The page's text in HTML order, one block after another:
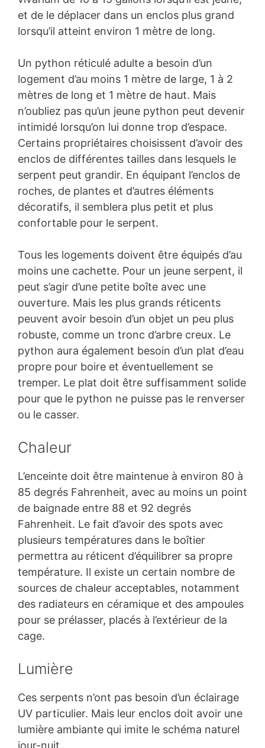
et de le déplacer dans un enclos plus grand
lorsqu’il atteint environ 1 mètre de long.
Un python réticulé adulte a besoin d’un
logement d’au moins 1 mètre de large, 1 à 2
mètres de long et 1 mètre de haut. Mais
n’oubliez pas qu’un jeune python peut devenir
intimidé lorsqu’on lui donne trop d’espace.
Certains propriétaires choisissent d’avoir des
enclos de différentes tailles dans lesquels le
serpent peut grandir. En équipant l’enclos de
roches, de plantes et d’autres éléments
décoratifs, il semblera plus petit et plus
confortable pour le serpent.
Tous les logements doivent être équipés d’au
moins une cachette. Pour un jeune serpent, il
peut s’agir d’une petite boîte avec une
ouverture. Mais les plus grands réticents
peuvent avoir besoin d’un objet un peu plus
robuste, comme un tronc d’arbre creux. Le
python aura également besoin d’un plat d’eau
propre pour boire et éventuellement se
tremper. Le plat doit être suffisamment solide
pour que le python ne puisse pas le renverser
ou le casser.
Chaleur
L’enceinte doit être maintenue à environ 80 à
85 degrés Fahrenheit, avec au moins un point
de baignade entre 88 et 92 degrés
Fahrenheit. Le fait d’avoir des spots avec
plusieurs températures dans le boîtier
permettra au réticent d’équilibrer sa propre
température. Il existe un certain nombre de
sources de chaleur acceptables, notamment
des radiateurs en céramique et des ampoules
pour se prélasser, placés à l’extérieur de la
cage.
Lumière
Ces serpents n’ont pas besoin d’un éclairage
UV particulier. Mais leur enclos doit avoir une
lumière ambiante qui imite le schéma naturel
jour-nuit.